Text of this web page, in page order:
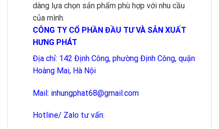
dàng lựa chọn sản phẩm phù hợp với nhu cầu
của mình.
CÔNG TY CỔ PHẦN ĐẦU TƯ VÀ SẢN XUẤT
HƯNG PHÁT
Địa chỉ: 142 Định Công, phường Định Công, quận
Hoàng Mai, Hà Nội
Mail: inhungphat68@gmail.com
Hotline/ Zalo tư vấn: